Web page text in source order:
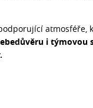
atmosféře,
i týmovou